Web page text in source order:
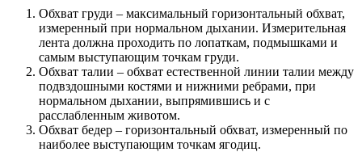
Обхват груди – максимальный горизонтальный обхват,
измеренный при нормальном дыхании. Измерительная
лента должна проходить по лопаткам, подмышками и
самым выступающим точкам груди.
Обхват талии – обхват естественной линии талии между
подвздошными костями и нижними ребрами, при
нормальном дыхании, выпрямившись и с
расслабленным животом.
Обхват бедер – горизонтальный обхват, измеренный по
наиболее выступающим точкам ягодиц.